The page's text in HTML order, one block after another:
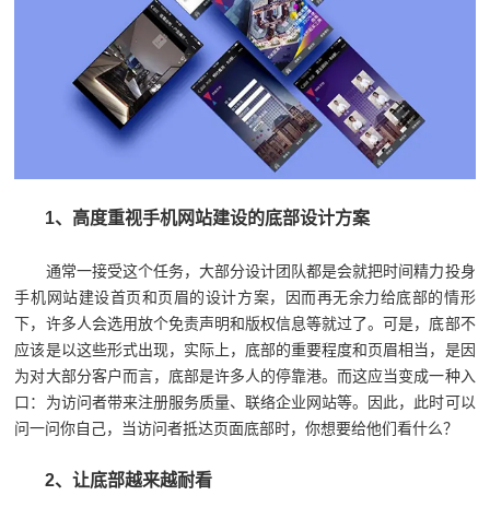
1、高度重视手机网站建设的底部设计方案
通常一接受这个任务，大部分设计团队都是会就把时间精力投身
手机网站建设首页和页眉的设计方案，因而再无余力给底部的情形
下，许多人会选用放个免责声明和版权信息等就过了。可是，底部不
应该是以这些形式出现，实际上，底部的重要程度和页眉相当，是因
为对大部分客户而言，底部是许多人的停靠港。而这应当变成一种入
口：为访问者带来注册服务质量、联络企业网站等。因此，此时可以
问一问你自己，当访问者抵达页面底部时，你想要给他们看什么？
2、让底部越来越耐看